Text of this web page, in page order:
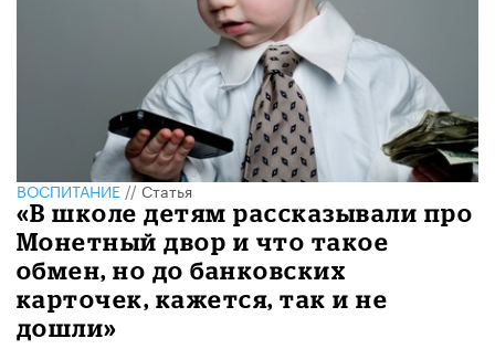
ВОСПИТАНИЕ//Статья
«В школе детям рассказывали про
Монетный двор и что такое
обмен, но до банковских
карточек, кажется, так и не
дошли»